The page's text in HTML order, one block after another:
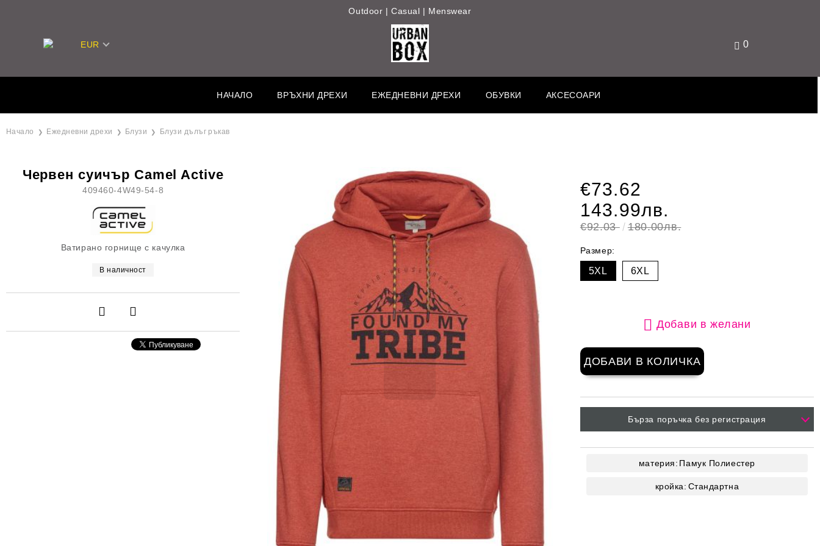
Outdoor | Casual | Menswear
EUR 0
НАЧАЛО ВРЪХНИ ДРЕХИ ЕЖЕДНЕВНИ ДРЕХИ ОБУВКИ АКСЕСОАРИ
Начало Ежедневни дрехи Блузи Блузи дълъг ръкав
Червен суичър Camel Active
409460-4W49-54-8
Ватирано горнище с качулка
В наличност
€73.62
143.99лв.
€92.03 180.00лв.
Размер:
5XL 6XL
Добави в желани
Бърза поръчка без регистрация
материя: Памук Полиестер
кройка: Стандартна